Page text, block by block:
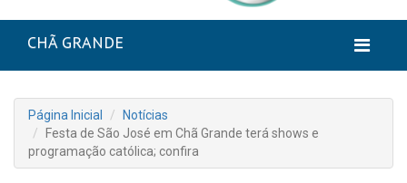
CHÃ GRANDE
Página Inicial
Notícias
Festa de São José em Chã Grande terá shows e
programação católica; confira